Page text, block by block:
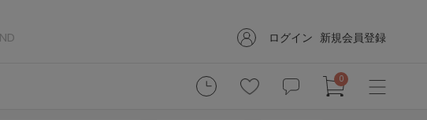
ログイン 新規会員登録
0